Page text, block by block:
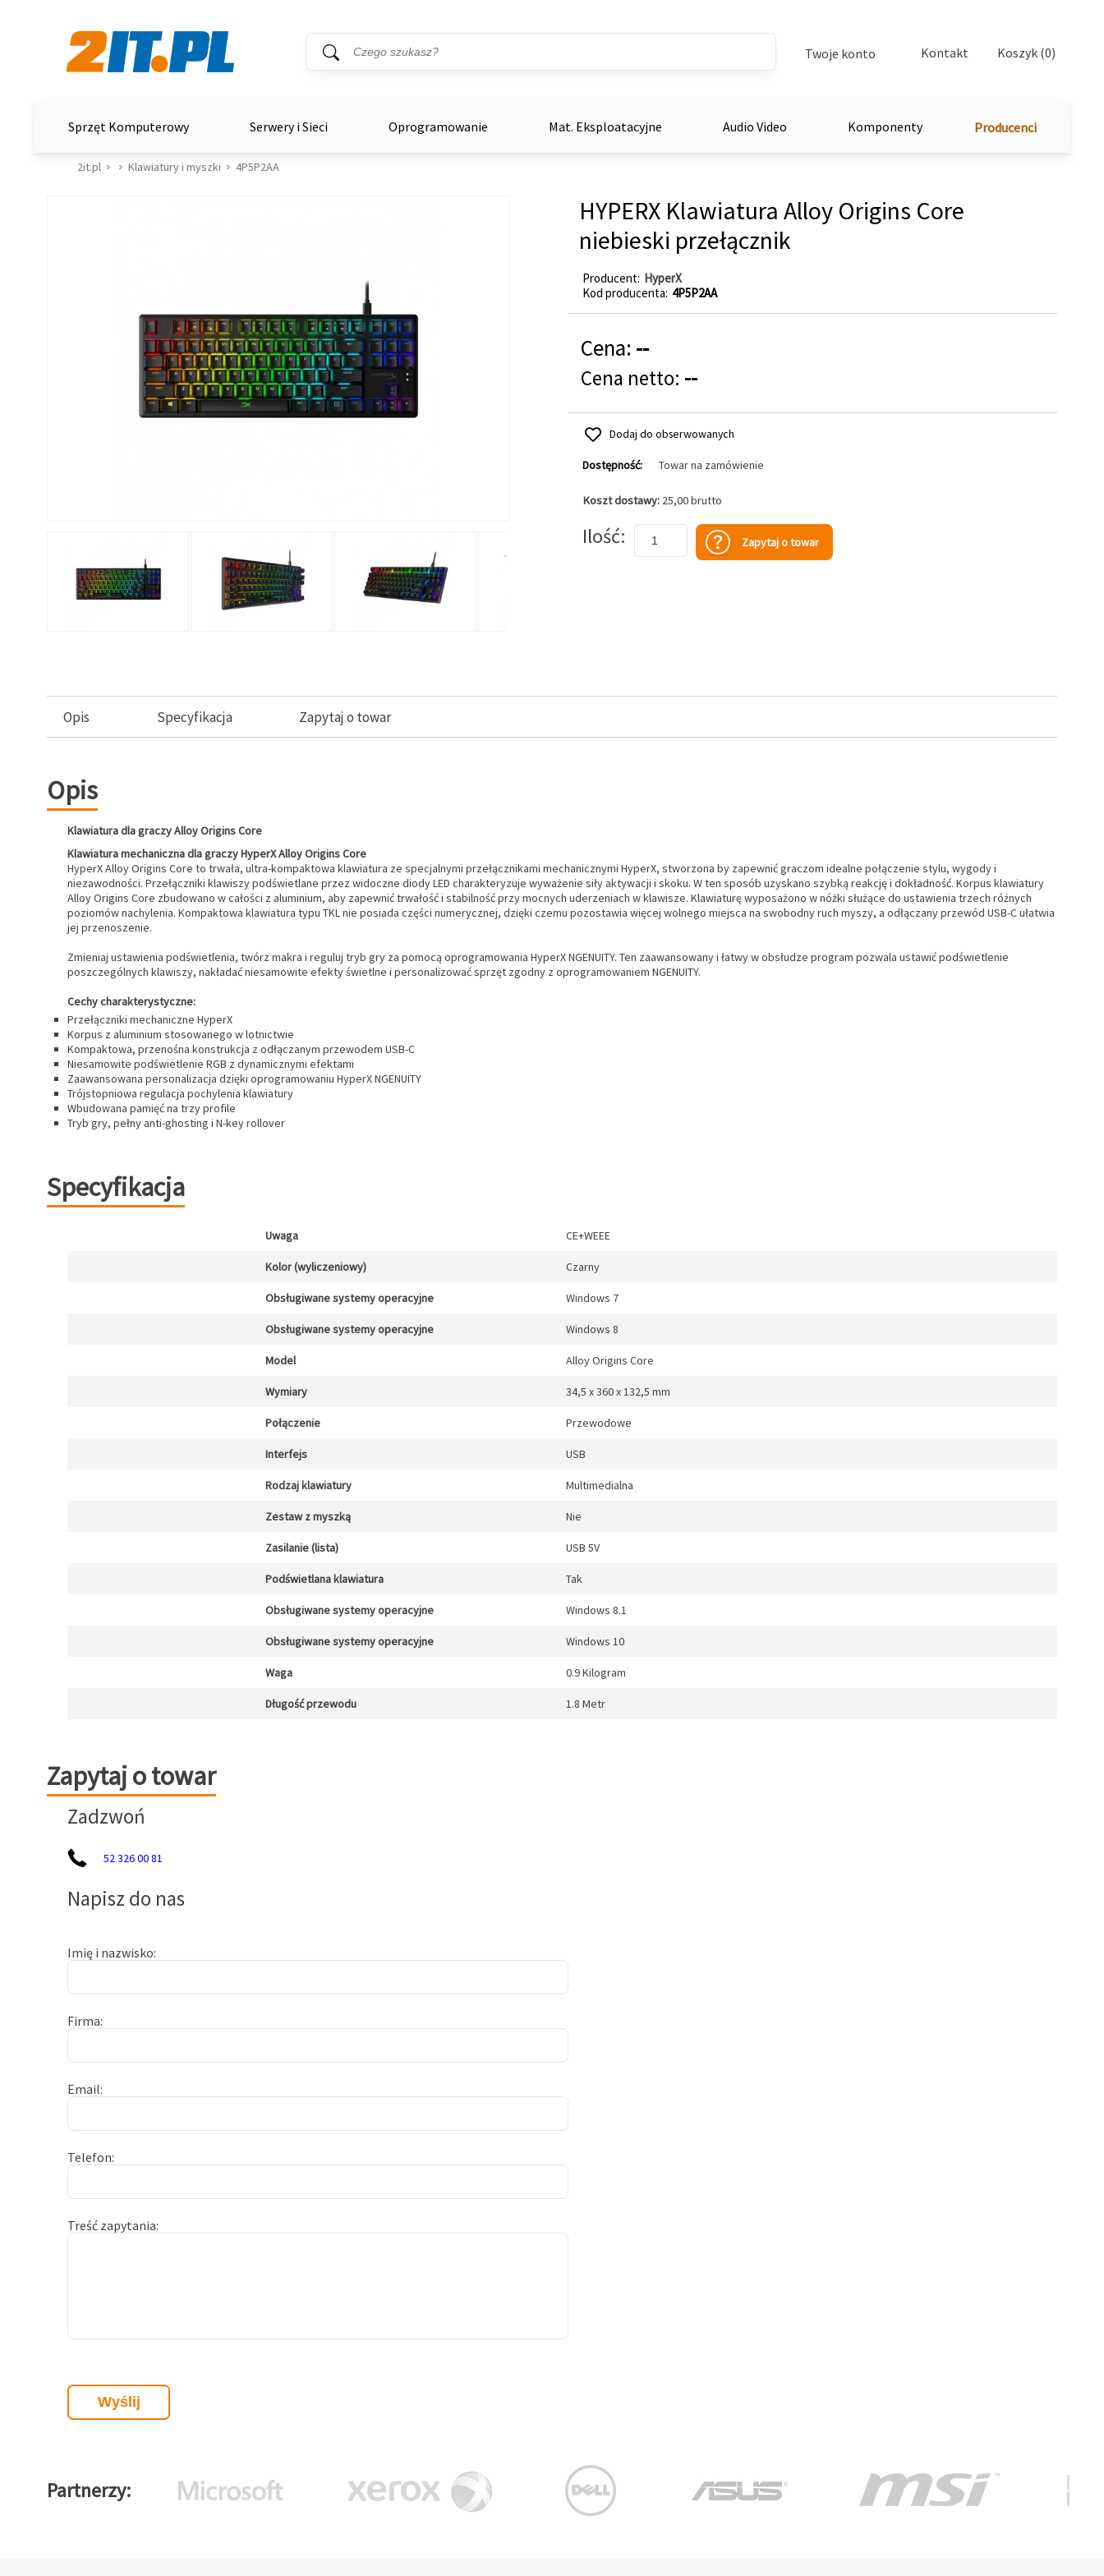
Wyszukiwarka
Słowo kluczowe
Twoje konto Kontakt Koszyk (0)
Sprzęt Komputerowy Serwery i Sieci Oprogramowanie Mat. Eksploatacyjne Audio Video Komponenty Producenci
2it.pl Klawiatury i myszki 4P5P2AA
HYPERX Klawiatura Alloy Origins Core
niebieski przełącznik
Producent HyperX
Kod producenta 4P5P2AA
Cena: --
Cena netto: --
Dodaj do obserwowanych
Dostępność: Towar na zamówienie
Koszt dostawy: 25,00 brutto
Ilość Zapytaj o towar
Opis Specyfikacja Zapytaj o towar
Opis
Klawiatura dla graczy Alloy Origins Core
Klawiatura mechaniczna dla graczy HyperX Alloy Origins Core
HyperX Alloy Origins Core to trwała, ultra-kompaktowa klawiatura ze specjalnymi przełącznikami mechanicznymi HyperX, stworzona by zapewnić graczom idealne połączenie stylu, wygody i
niezawodności. Przełączniki klawiszy podświetlane przez widoczne diody LED charakteryzuje wyważenie siły aktywacji i skoku. W ten sposób uzyskano szybką reakcję i dokładność. Korpus klawiatury
Alloy Origins Core zbudowano w całości z aluminium, aby zapewnić trwałość i stabilność przy mocnych uderzeniach w klawisze. Klawiaturę wyposażono w nóżki służące do ustawienia trzech różnych
poziomów nachylenia. Kompaktowa klawiatura typu TKL nie posiada części numerycznej, dzięki czemu pozostawia więcej wolnego miejsca na swobodny ruch myszy, a odłączany przewód USB-C ułatwia
jej przenoszenie.
Zmieniaj ustawienia podświetlenia, twórz makra i reguluj tryb gry za pomocą oprogramowania HyperX NGENUITY. Ten zaawansowany i łatwy w obsłudze program pozwala ustawić podświetlenie
poszczególnych klawiszy, nakładać niesamowite efekty świetlne i personalizować sprzęt zgodny z oprogramowaniem NGENUITY.
Cechy charakterystyczne:
Przełączniki mechaniczne HyperX
Korpus z aluminium stosowanego w lotnictwie
Kompaktowa, przenośna konstrukcja z odłączanym przewodem USB-C
Niesamowite podświetlenie RGB z dynamicznymi efektami
Zaawansowana personalizacja dzięki oprogramowaniu HyperX NGENUITY
Trójstopniowa regulacja pochylenia klawiatury
Wbudowana pamięć na trzy profile
Tryb gry, pełny anti-ghosting i N-key rollover
Specyfikacja
Uwaga CE+WEEE
Kolor (wyliczeniowy) Czarny
Obsługiwane systemy operacyjne Windows 7
Obsługiwane systemy operacyjne Windows 8
Model Alloy Origins Core
Wymiary 34,5 x 360 x 132,5 mm
Połączenie Przewodowe
Interfejs USB
Rodzaj klawiatury Multimedialna
Zestaw z myszką Nie
Zasilanie (lista) USB 5V
Podświetlana klawiatura Tak
Obsługiwane systemy operacyjne Windows 8.1
Obsługiwane systemy operacyjne Windows 10
Waga 0.9 Kilogram
Długość przewodu 1.8 Metr
Zapytaj o towar
Zapytaj o towar
Zadzwoń
52 326 00 81
Napisz do nas
Imię i nazwisko
Firma
Email
Telefon
Treść zapytania
Partnerzy